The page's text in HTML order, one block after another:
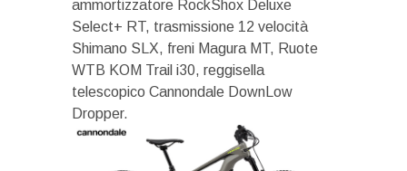
ammortizzatore RockShox Deluxe
Select+ RT, trasmissione 12 velocità
Shimano SLX, freni Magura MT, Ruote
WTB KOM Trail i30, reggisella
telescopico Cannondale DownLow
Dropper.